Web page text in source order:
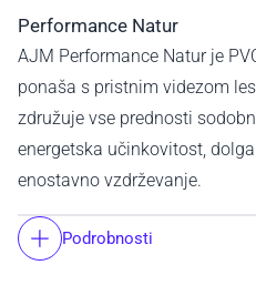
Performance Natur
AJM Performance Natur je
ponaša s pristnim videzom
združuje vse prednosti
energetska učinkovitost,
enostavno vzdrževanje.
Podrobnosti